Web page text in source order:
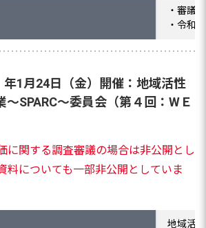
・審議
・令和
年1月24日（金）開催：地域活性
～SPARC～委員会（第４回：WＥ
に関する調査審議の場合は非公開とし
料についても一部非公開としていま
地域活